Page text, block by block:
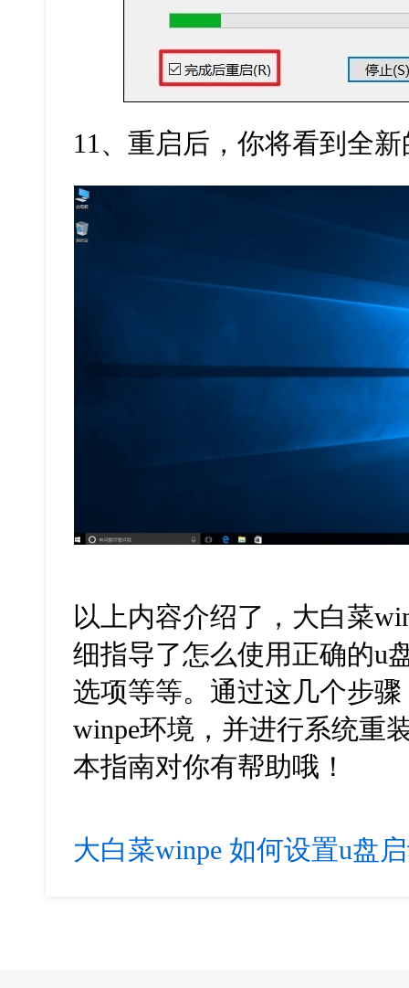
11 、重启后，你将看到全新
以上内容介绍了，大白菜
细指导了怎么使用正确的u
选项等等。通过这几个步
winpe环境，并进行系统重
本指南对你有帮助哦！
大白菜winpe 如何设置u盘